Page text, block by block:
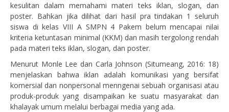
kesulitan dalam memahami materi teks iklan, slogan, dan
poster. Bahkan jika dilihat dari hasil pra tindakan 1 seluruh
siswa di kelas VIII A SMPN 4 Pakem belum mencapai nilai
kriteria ketuntasan minimal (KKM) dan masih tergolong rendah
pada materi teks iklan, slogan, dan poster.
Menurut Monle Lee dan Carla Johnson (Situmeang, 2016: 18)
menjelaskan bahwa iklan adalah komunikasi yang bersifat
komersial dan nonpersonal menngenai sebuah organisasi atau
produk-produk yang disampaikan ke suatu masyarakat dan
khalayak umum melalui berbagai media yang ada.